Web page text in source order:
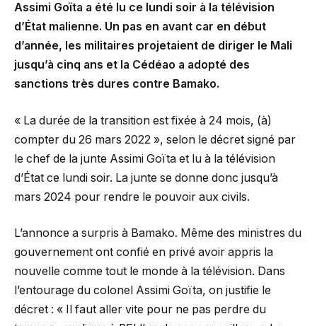
Assimi Goïta a été lu ce lundi soir à la télévision
d’État malienne. Un pas en avant car en début
d’année, les militaires projetaient de diriger le Mali
jusqu’à cinq ans et la Cédéao a adopté des
sanctions très dures contre Bamako.
« La durée de la transition est fixée à 24 mois, (à)
compter du 26 mars 2022 », selon le décret signé par
le chef de la junte Assimi Goïta et lu à la télévision
d’État ce lundi soir. La junte se donne donc jusqu’à
mars 2024 pour rendre le pouvoir aux civils.
L’annonce a surpris à Bamako. Même des ministres du
gouvernement ont confié en privé avoir appris la
nouvelle comme tout le monde à la télévision. Dans
l’entourage du colonel Assimi Goïta, on justifie le
décret : « Il faut aller vite pour ne pas perdre du